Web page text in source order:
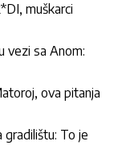
muškarci
vezi sa Anom:
ova pitanja
gradilištu: To je